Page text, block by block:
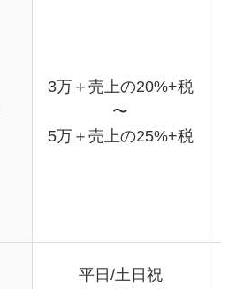
3万＋売上の20%+税
〜
5万＋売上の25%+税
平日/土日祝